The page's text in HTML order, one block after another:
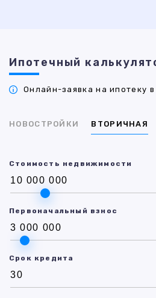
Ипотечный
Онлайн-заявка на ипотеку в
НОВОСТРОЙКИ ВТОРИЧНАЯ
Стоимость недвижимости
Первоначальный взнос
Срок кредита